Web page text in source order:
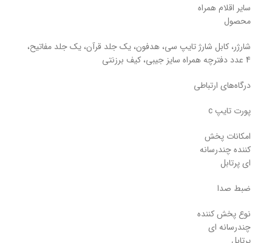
سایر اقلام همراه
محصول
شارژر، کابل شارژ تایپ سی، هدفون، یک جلد قرآن، یک جلد مفاتیح،
4 عدد دفترچه همراه سایز جیبی، کیف برزنتی
درگاه‌های ارتباطی
پورت تایپ c
امکانات پخش
کننده چندرسانه
ای پرتابل
ضبط صدا
نوع پخش کننده
چندرسانه ای